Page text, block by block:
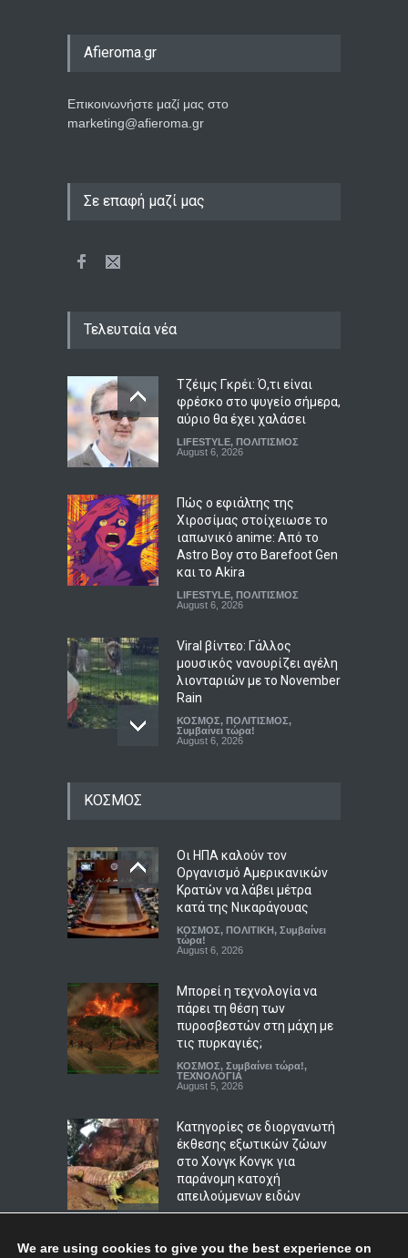
Afieroma.gr
Επικοινωνήστε μαζί μας στο
marketing@afieroma.gr
Σε επαφή μαζί μας
Τελευταία νέα
Τζέιμς Γκρέι: Ό,τι είναι
φρέσκο στο ψυγείο σήμερα,
αύριο θα έχει χαλάσει
LIFESTYLE, ΠΟΛΙΤΙΣΜΟΣ
August 6, 2026
Πώς ο εφιάλτης της
Χιροσίμας στοίχειωσε το
ιαπωνικό anime: Από το
Astro Boy στο Barefoot Gen
και το Akira
LIFESTYLE, ΠΟΛΙΤΙΣΜΟΣ
August 6, 2026
Viral βίντεο: Γάλλος
μουσικός νανουρίζει αγέλη
λιονταριών με το November
Rain
ΚΟΣΜΟΣ, ΠΟΛΙΤΙΣΜΟΣ,
Συμβαίνει τώρα!
August 6, 2026
των συμφερόντων των
αγροτών
ΠΟΛΙΤΙΚΗ ,Συμβαίνει τώρα!
August 6, 2026
Μήνυμα 112 για φωτιά
στην Κρήνη Λάρισας –
ΑΠΟΨΕΙΣ
ΠΕΡΙΒΑΛΛΟΝ
August 6, 2026
ΚΟΣΜΟΣ
Οι ΗΠΑ καλούν τον
Οργανισμό Αμερικανικών
Κρατών να λάβει μέτρα
κατά της Νικαράγουας
ΚΟΣΜΟΣ, ΠΟΛΙΤΙΚΗ, Συμβαίνει
τώρα!
August 6, 2026
Μπορεί η τεχνολογία να
πάρει τη θέση των
πυροσβεστών στη μάχη με
τις πυρκαγιές;
ΚΟΣΜΟΣ, Συμβαίνει τώρα!,
ΤΕΧΝΟΛΟΓΙΑ
August 5, 2026
Κατηγορίες σε διοργανωτή
έκθεσης εξωτικών ζώων
στο Χονγκ Κονγκ για
παράνομη κατοχή
απειλούμενων ειδών
We are using cookies to give you the best experience on